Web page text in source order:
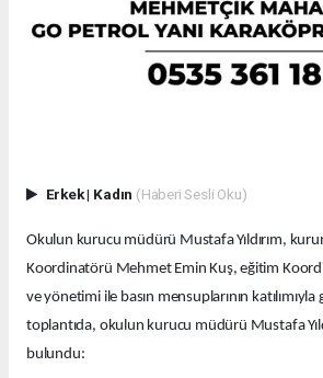
Erkek| Kadın (Haberi Sesli Oku)
Okulun kurucu müdürü Mustafa Yıldırım,
Koordinatörü Mehmet Emin Kuş, eğitim
ve yönetimi ile basın mensuplarının
toplantıda, okulun kurucu müdürü Mustafa
bulundu: